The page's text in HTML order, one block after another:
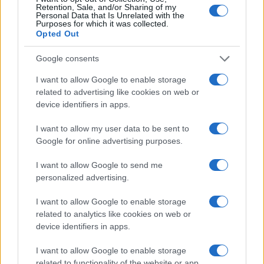
Retention, Sale, and/or Sharing of my
Personal Data that Is Unrelated with the
Purposes for which it was collected.
Opted Out
Google consents
I want to allow Google to enable storage
related to advertising like cookies on web or
device identifiers in apps.
I want to allow my user data to be sent to
Google for online advertising purposes.
I want to allow Google to send me
personalized advertising.
I want to allow Google to enable storage
related to analytics like cookies on web or
device identifiers in apps.
I want to allow Google to enable storage
Cseri Miklós, a Szabadtéri Néprajzi Múzeum főigazgatója
beszédében a múzeumokat a kulturális élet egyik
legjelentősebb szegmensének nevezte. Mint mondta, olyan
kifejlett, életerős intézményrendszerről van szó, amely
hatással van a magyar társadalomra: élményt ad, tanít, oktat,
szórakoztat, hozzájárul az életminőség javításához és
láthatóan képes a legnehezebb körülmények között is
család- és ifjúságügyekért felelős államtitkára, aki
októbertől miniszterként felel a területért, videoüzenetben